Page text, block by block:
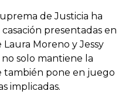
de Justicia ha
presentadas en
Moreno y Jessy
solo mantiene la
también pone en juego
implicadas.